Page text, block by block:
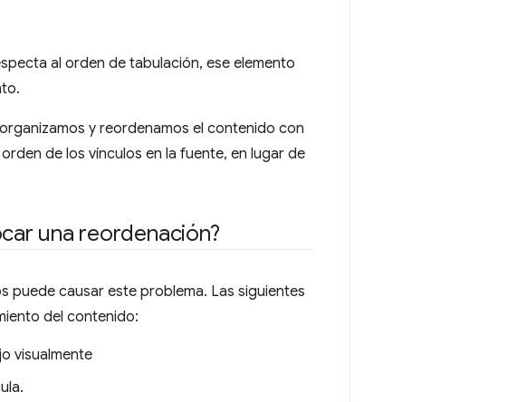
al orden de tabulación, ese elemento
y reordenamos el contenido con
de los vínculos en la fuente, en lugar de
una reordenación?
puede causar este problema. Las siguientes
del contenido:
visualmente